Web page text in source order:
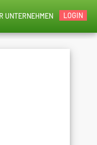
LOGIN
UNTERNEHMEN